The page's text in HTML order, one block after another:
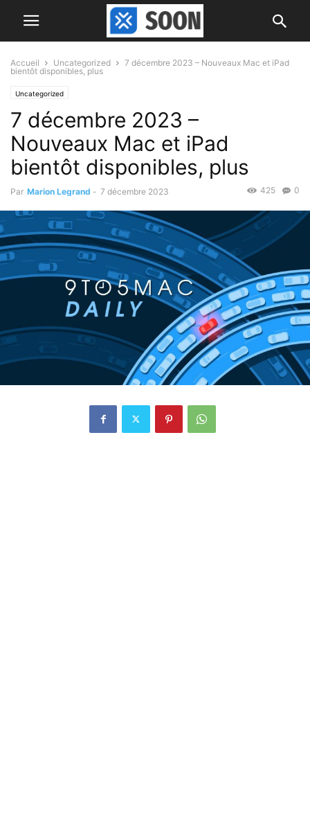
Accueil Uncategorized
7 décembre 2023 – Nouveaux Mac et iPad
bientôt disponibles, plus
Uncategorized
7 décembre 2023 –
Nouveaux Mac et iPad
bientôt disponibles, plus
Par Marion Legrand - 7 décembre 2023 0
425